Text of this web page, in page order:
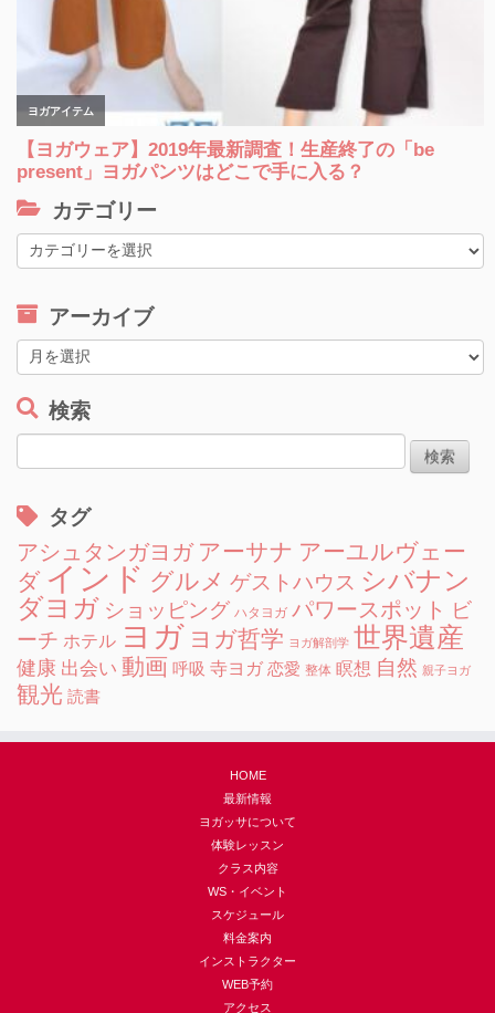
カテゴリー
カ
テ
リ
ー
アーカイブ
ー
カ
検索
索:
タグ
アシュタンガヨガ アーサナ アーユルヴェー
ダ インド グルメ ゲストハウス シバナン
ダヨガ ショッピング ハタヨガ パワースポット ビ
ーチ ホテル ヨガ ヨガ哲学 ヨガ解剖学 世界遺産
健康 出会い 動画 呼吸 寺ヨガ 恋愛 整体 瞑想 自然 親子ヨガ
観光 読書
HOME
最新情報
ヨガッサについて
体験レッスン
クラス内容
WS・イベント
スケジュール
料金案内
インストラクター
WEB予約
アクセス